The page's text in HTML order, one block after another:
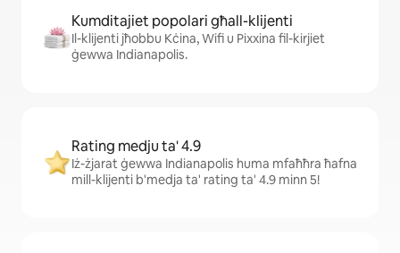
Kumditajiet popolari għall-klijenti
Il-klijenti jħobbu Kċina, Wifi u Pixxina fil-kirjiet
ġewwa Indianapolis.
Rating medju ta' 4.9
Iż-żjarat ġewwa Indianapolis huma mfaħħra ħafna
mill-klijenti b'medja ta' rating ta' 4.9 minn 5!